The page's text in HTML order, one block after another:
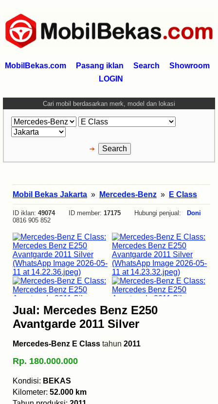
MobilBekas.com Pasang iklan Search
Showroom
LOGIN
Cari mobil berdasarkan merk, model dan lokasi
Mobil Bekas Jakarta » Mercedes-Benz » E Class
ID iklan: 49074ID member: 17175 Hubungi penjual:
Doni
0816 905 852
Jual: Mercedes Benz E250
Avantgarde 2011 Silver
Mercedes-Benz E Class tahun 2011
Rp. 180.000.000
Kondisi: BEKAS
Kilometer: 52.000 km